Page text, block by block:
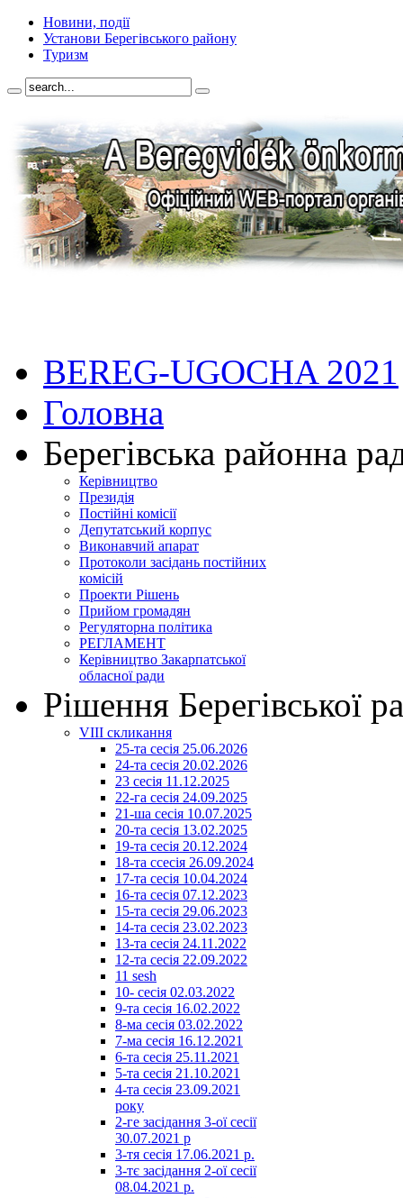
Новини, події
Установи Берегівського району
Туризм
BEREG-UGOCHA 2021
Головна
Берегівська районна
Керівництво
Президія
Постійні комісії
Депутатський корпус
Виконавчий апарат
Протоколи засідань постійних
комісій
Проекти Рішень
Прийом громадян
Регуляторна політика
РЕГЛАМЕНТ
Керівництво Закарпатської
обласної ради
Рішення Берегівської
VIII скликання
25-та сесія 25.06.2026
24-та сесія 20.02.2026
23 сесія 11.12.2025
22-га сесія 24.09.2025
21-ша сесія 10.07.2025
20-та сесія 13.02.2025
19-та сесія 20.12.2024
18-та ссесія 26.09.2024
17-та сесія 10.04.2024
16-та сесія 07.12.2023
15-та сесія 29.06.2023
14-та сесія 23.02.2023
13-та сесія 24.11.2022
12-та сесія 22.09.2022
11 sesh
10- сесія 02.03.2022
9-та сесія 16.02.2022
8-ма сесія 03.02.2022
7-ма сесія 16.12.2021
6-та сесія 25.11.2021
5-та сесія 21.10.2021
4-та сесія 23.09.2021
року
2-ге засідання 3-ої сесії
30.07.2021 р
3-тя сесія 17.06.2021 р.
3-тє засідання 2-ої сесії
08.04.2021 р.